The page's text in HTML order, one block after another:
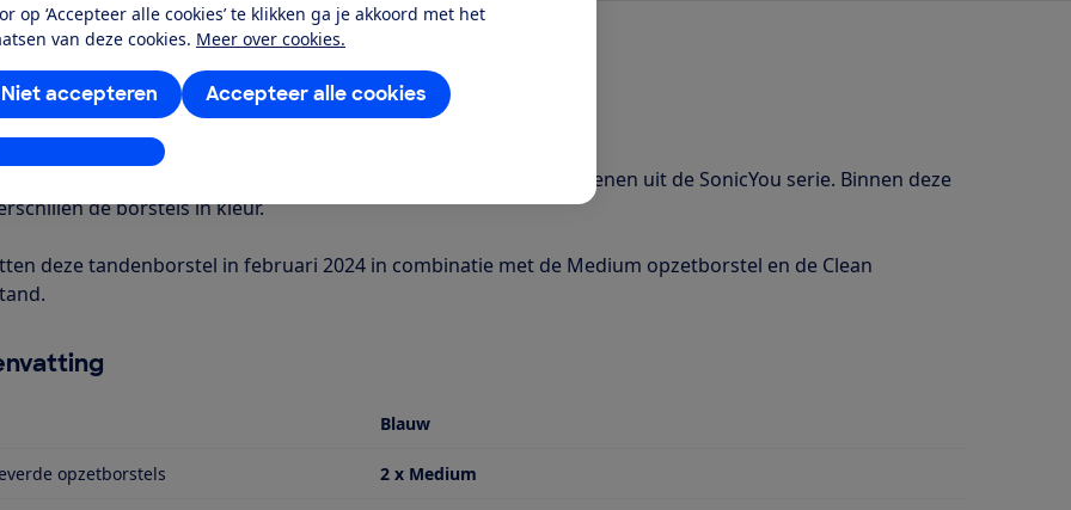
op ‘Accepteer alle cookies’ te klikken ga je akkoord met het
van deze cookies. Meer over cookies.
Accepteer alle cookies
Niet accepteren
aanpassen
dit product
door de Consumentenbond
SonicYou (blauw) is een elektrische tandenborstel voor volwassenen uit de SonicYou serie. Binnen deze
de borstels in kleur.
deze tandenborstel in februari 2024 in combinatie met de Medium opzetborstel en de Clean
Blauw
opzetborstels 2 x Medium